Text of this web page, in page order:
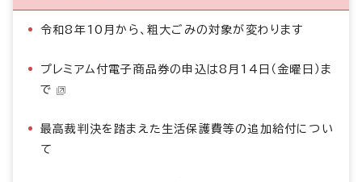
令和8年10月から、粗大ごみの対象が変わります
プレミアム付電子商品券の申込は8月14日（金曜日）ま
で
最高裁判決を踏まえた生活保護費等の追加給付につい
て